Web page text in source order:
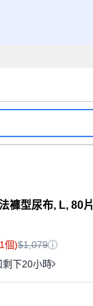
褲型尿布, L, 80片
個)$1,079
剩下20小時